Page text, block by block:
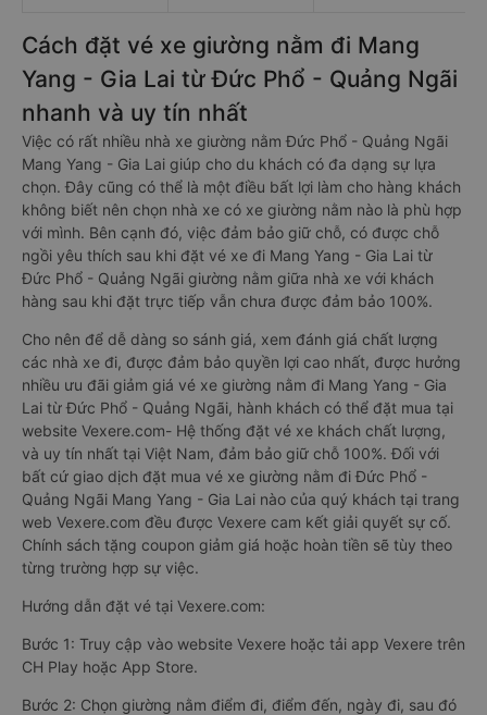
Cách đặt vé xe giường nằm đi Mang
Yang - Gia Lai từ Đức Phổ - Quảng Ngãi
nhanh và uy tín nhất
Việc có rất nhiều nhà xe giường nằm Đức Phổ - Quảng Ngãi
Mang Yang - Gia Lai giúp cho du khách có đa dạng sự lựa
chọn. Đây cũng có thể là một điều bất lợi làm cho hàng khách
không biết nên chọn nhà xe có xe giường nằm nào là phù hợp
với mình. Bên cạnh đó, việc đảm bảo giữ chỗ, có được chỗ
ngồi yêu thích sau khi đặt vé xe đi Mang Yang - Gia Lai từ
Đức Phổ - Quảng Ngãi giường nằm giữa nhà xe với khách
hàng sau khi đặt trực tiếp vẫn chưa được đảm bảo 100%.
Cho nên để dễ dàng so sánh giá, xem đánh giá chất lượng
các nhà xe đi, được đảm bảo quyền lợi cao nhất, được hưởng
nhiều ưu đãi giảm giá vé xe giường nằm đi Mang Yang - Gia
Lai từ Đức Phổ - Quảng Ngãi, hành khách có thể đặt mua tại
website Vexere.com- Hệ thống đặt vé xe khách chất lượng,
và uy tín nhất tại Việt Nam, đảm bảo giữ chỗ 100%. Đối với
bất cứ giao dịch đặt mua vé xe giường nằm đi Đức Phổ -
Quảng Ngãi Mang Yang - Gia Lai nào của quý khách tại trang
web Vexere.com đều được Vexere cam kết giải quyết sự cố.
Chính sách tặng coupon giảm giá hoặc hoàn tiền sẽ tùy theo
từng trường hợp sự việc.
Hướng dẫn đặt vé tại Vexere.com:
Bước 1: Truy cập vào website Vexere hoặc tải app Vexere trên
CH Play hoặc App Store.
Bước 2: Chọn giường nằm điểm đi, điểm đến, ngày đi, sau đó